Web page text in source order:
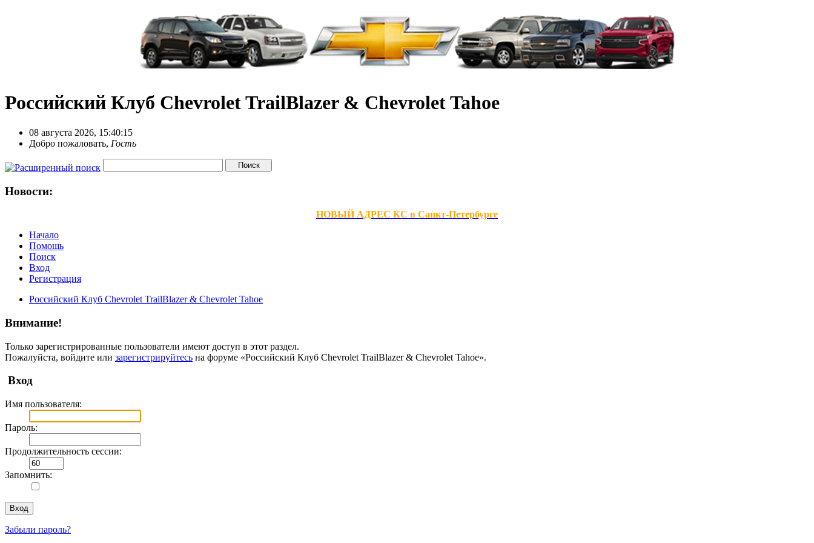
Российский Клуб Chevrolet TrailBlazer & Chevrolet Tahoe
08 августа 2026, 15:40:15
Добро пожаловать, Гость
Новости:
НОВЫЙ АДРЕС КС в Санкт-Петербурге
Начало
Помощь
Поиск
Вход
Регистрация
Российский Клуб Chevrolet TrailBlazer & Chevrolet Tahoe
Внимание!
Только зарегистрированные пользователи имеют доступ в этот раздел.
Пожалуйста, войдите или зарегистрируйтесь на форуме «Российский Клуб Chevrolet TrailBlazer & Chevrolet Tahoe».
Вход
Имя пользователя:
Пароль:
Продолжительность сессии:
Запомнить:
Забыли пароль?